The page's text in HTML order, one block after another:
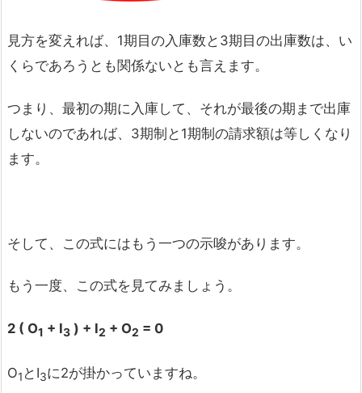
見方を変えれば、1期目の入庫数と3期目の出庫数は、い
くらであろうとも関係ないとも言えます。
つまり、最初の期に入庫して、それが最後の期まで出庫
しないのであれば、3期制と1期制の請求額は等しくなり
ます。
そして、この式にはもう一つの示唆があります。
もう一度、この式を見てみましょう。
2 ( O1 + I3 ) + I2 + O2 = 0
O1 とI3に2が掛かっていますね。